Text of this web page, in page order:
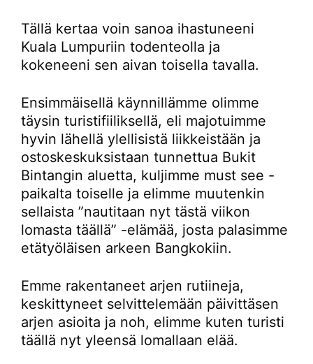
Tällä kertaa voin sanoa ihastuneeni
Kuala Lumpuriin todenteolla ja
kokeneeni sen aivan toisella tavalla.
Ensimmäisellä käynnillämme olimme
täysin turistifiiliksellä, eli majotuimme
hyvin lähellä ylellisistä liikkeistään ja
ostoskeskuksistaan tunnettua Bukit
Bintangin aluetta, kuljimme must see -
paikalta toiselle ja elimme muutenkin
sellaista ”nautitaan nyt tästä viikon
lomasta täällä” -elämää, josta palasimme
etätyöläisen arkeen Bangkokiin.
Emme rakentaneet arjen rutiineja,
keskittyneet selvittelemään päivittäsen
arjen asioita ja noh, elimme kuten turisti
täällä nyt yleensä lomallaan elää.